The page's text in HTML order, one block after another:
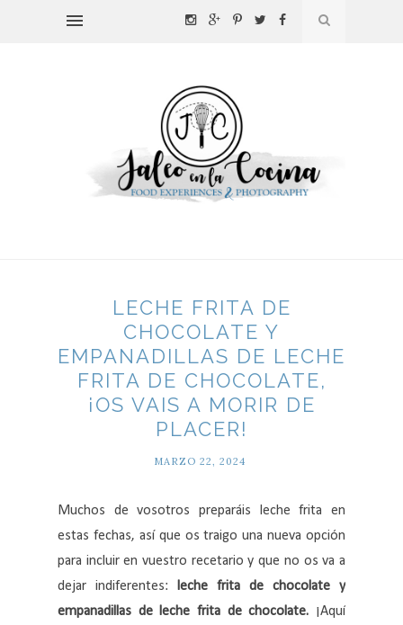
LECHE FRITA DE
CHOCOLATE Y
EMPANADILLAS DE LECHE
FRITA DE CHOCOLATE,
¡OS VAIS A MORIR DE
PLACER!
MARZO 22, 2024
Muchos de vosotros preparáis leche frita en
estas fechas, así que os traigo una nueva opción
para incluir en vuestro recetario y que no os va a
dejar indiferentes:
leche frita de chocolate y
empanadillas de leche frita de chocolate. ¡Aquí